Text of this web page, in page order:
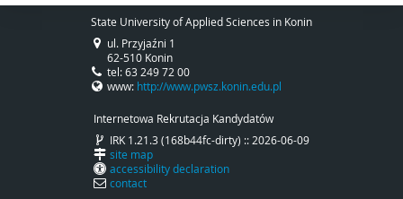
State University of Applied Sciences in Konin
ul. Przyjaźni 1
62-510 Konin
tel: 63 249 72 00
www: http://www.pwsz.konin.edu.pl
Internetowa Rekrutacja Kandydatów
IRK 1.21.3 (168b44fc-dirty) :: 2026-06-09
site map
accessibility declaration
contact